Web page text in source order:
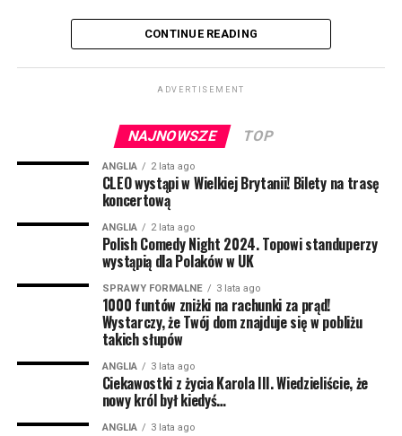
Wystarczy przyjąć niewielką tabletkę, a w organizmie
wytworzy się więcej hormonu, który w czasie
menopauzy jest produkowany naturalnie w mniejszym
zakresie. Dzięki temu kobiety leczące się metodą HRT
menopauzy, jak m.in. uderzenia gorąca, uporczywe
bóle głowy czy bezsenność.
Dotychczas wspomniana metoda była dostępna w UK,
ale za każdym razem należało udać się do lekarza i
zapłacić za receptę. Teraz to się zmienia.
Za całoroczny zapas zapłacimy dokładnie 18 funtów i
70 pensów. O taką możliwość można aplikować online
lub udać się do najbliższej apteki.
– To ogromny krok dla wielu pań na Wyspach, ich
zdrowie i dobre samopoczucie powinno być
priorytetem. Teraz będą mogły sobie ulżyć bez
martwienia się o koszty – mówi Dame Lesley Regan,
CONTINUE READING
ADVERTISEMENT
NAJNOWSZE TOP
ANGLIA 2 lata ago
CLEO wystąpi w Wielkiej Brytanii! Bilety na trasę
koncertową
ANGLIA 2 lata ago
Polish Comedy Night 2024. Topowi standuperzy
wystąpią dla Polaków w UK
SPRAWY FORMALNE 3 lata ago
1000 funtów zniżki na rachunki za prąd!
Wystarczy, że Twój dom znajduje się w pobliżu
takich słupów
ANGLIA 3 lata ago
Ciekawostki z życia Karola III. Wiedzieliście, że
nowy król był kiedyś…
ANGLIA 3 lata ago